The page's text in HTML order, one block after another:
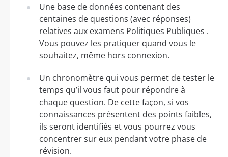
Une base de données contenant des
centaines de questions (avec réponses)
relatives aux examens Politiques Publiques .
Vous pouvez les pratiquer quand vous le
souhaitez, même hors connexion.
Un chronomètre qui vous permet de tester le
temps qu’il vous faut pour répondre à
chaque question. De cette façon, si vos
connaissances présentent des points faibles,
ils seront identifiés et vous pourrez vous
concentrer sur eux pendant votre phase de
révision.